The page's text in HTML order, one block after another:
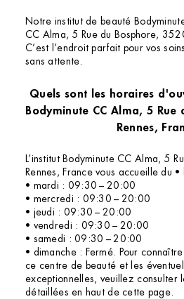
compréhensible puisqu’il
offert, mais il pourrait être utile
dans les offres proposées à
centre Alma, afin que chacun
puissent être améliorés, car
aurait été très agréable
Notre institut de beauté
CC Alma, 5 Rue du Bosphore,
C’est l’endroit parfait pour vos
sans attente.
Quels sont les horaires
Bodyminute CC Alma, 5 Rue du Bosphore, 35200
Rennes,
L’institut Bodyminute CC Alma, 5
Rennes, France vous accueille du
• mardi : 09:30 – 20:00
• mercredi : 09:30 – 20:00
• jeudi : 09:30 – 20:00
• vendredi : 09:30 – 20:00
• samedi : 09:30 – 20:00
• dimanche : Fermé. Pour
ce centre de beauté et les
exceptionnelles, veuillez consulter
détaillées en haut de cette page.